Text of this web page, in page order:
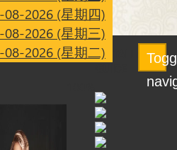
08-2026 (星期四)
08-2026 (星期三)
08-2026 (星期二)
×
载入
中...
×
iOS
INSTALLATION